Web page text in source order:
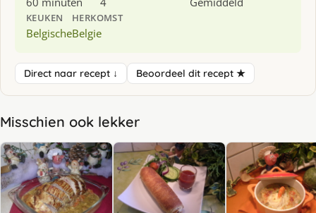
KEUKEN
Belgische
HERKOMST
Belgie
Direct naar recept ↓ Beoordeel dit recept ★
Misschien ook lekker